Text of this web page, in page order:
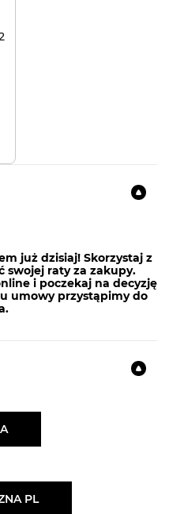
wydajności:
push-push
już dzisiaj! Skorzystaj z
swojej raty za zakupy.
i poczekaj na decyzję
umowy przystąpimy do
PL